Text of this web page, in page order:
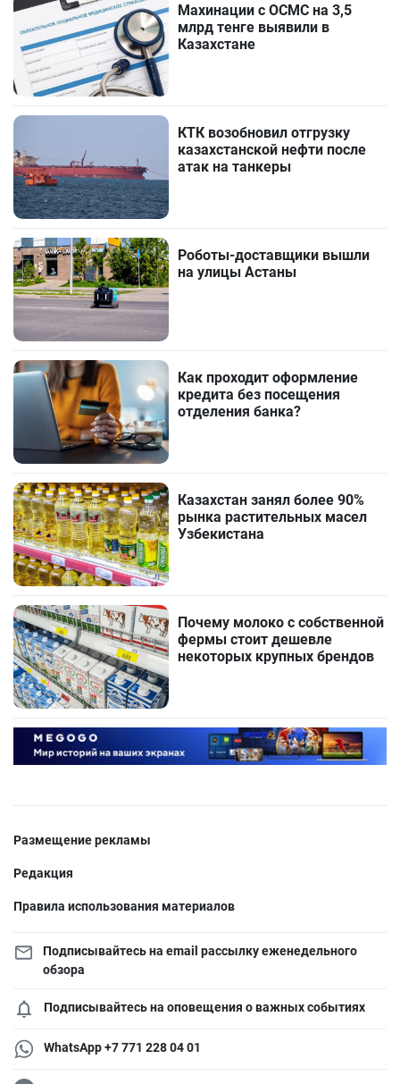
Махинации с ОСМС на 3,5
млрд тенге выявили в
Казахстане
КТК возобновил отгрузку
казахстанской нефти после
атак на танкеры
Роботы-доставщики вышли
на улицы Астаны
Как проходит оформление
кредита без посещения
отделения банка?
Казахстан занял более 90%
рынка растительных масел
Узбекистана
Почему молоко с собственной
фермы стоит дешевле
некоторых крупных брендов
Размещение рекламы
Редакция
Правила использования материалов
Подписывайтесь на email рассылку еженедельного
обзора
Подписывайтесь на оповещения о важных событиях
WhatsApp +7 771 228 04 01